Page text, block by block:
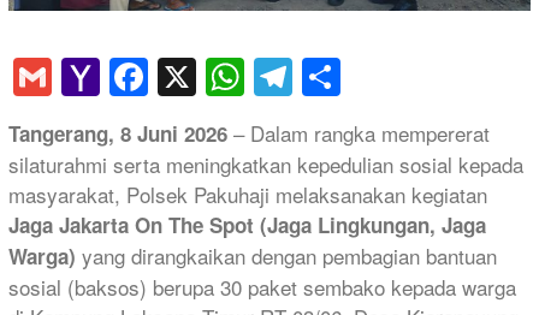
GmailYahoo
Mail
Facebook
X WhatsApp
Telegram
Tangerang, 8 Juni 2026 – Dalam rangka mempererat
silaturahmi serta meningkatkan kepedulian sosial kepada
masyarakat, Polsek Pakuhaji melaksanakan kegiatan
Jaga Jakarta On The Spot (Jaga Lingkungan, Jaga
Warga) yang dirangkaikan dengan pembagian bantuan
sosial (baksos) berupa 30 paket sembako kepada warga